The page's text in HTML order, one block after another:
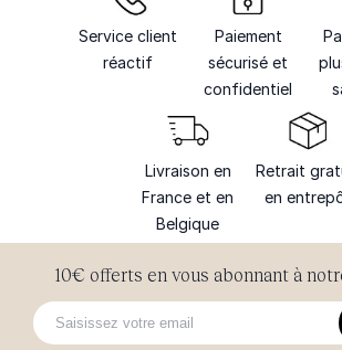
Service client
réactif
Paiement
sécurisé et
confidentiel
Livraison en
France et en
Belgique
Retrait
en
10€ offerts en vous abonnant à